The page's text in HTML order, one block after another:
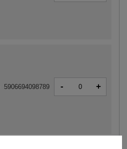
5906694098789 - +